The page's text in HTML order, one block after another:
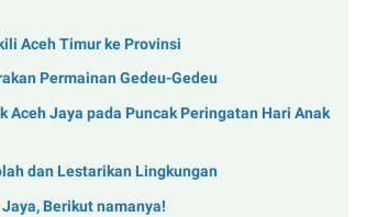
Aceh Timur ke Provinsi
Permainan Gedeu-Gedeu
Aceh Jaya pada Puncak Peringatan Hari Anak
dan Lestarikan Lingkungan
Berikut namanya!